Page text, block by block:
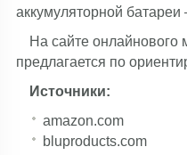
аккумуляторной
На сайте онлайнового
предлагается по
Источники:
amazon.com
bluproducts.com